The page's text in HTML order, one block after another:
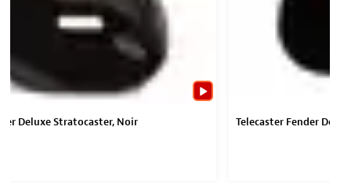
Deluxe Stratocaster, Noir Telecaster Fender